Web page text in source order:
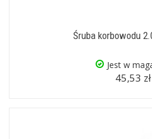
Śruba korbowodu
Jest w
45,53 zł